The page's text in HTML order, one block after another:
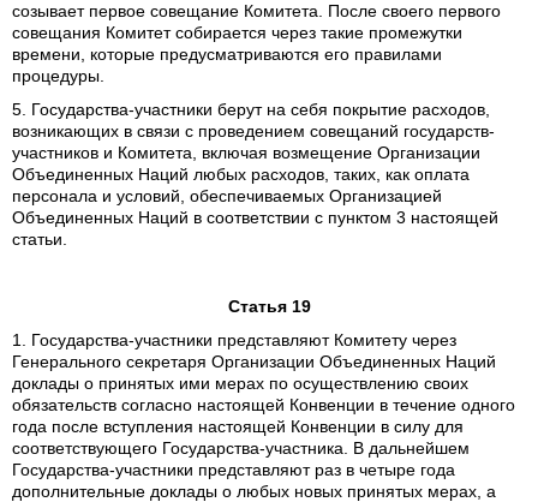
созывает первое совещание Комитета. После своего первого
совещания Комитет собирается через такие промежутки
времени, которые предусматриваются его правилами
процедуры.
5. Государства-участники берут на себя покрытие расходов,
возникающих в связи с проведением совещаний государств-
участников и Комитета, включая возмещение Организации
Объединенных Наций любых расходов, таких, как оплата
персонала и условий, обеспечиваемых Организацией
Объединенных Наций в соответствии с пунктом 3 настоящей
статьи.
Статья 19
1. Государства-участники представляют Комитету через
Генерального секретаря Организации Объединенных Наций
доклады о принятых ими мерах по осуществлению своих
обязательств согласно настоящей Конвенции в течение одного
года после вступления настоящей Конвенции в силу для
соответствующего Государства-участника. В дальнейшем
Государства-участники представляют раз в четыре года
дополнительные доклады о любых новых принятых мерах, а